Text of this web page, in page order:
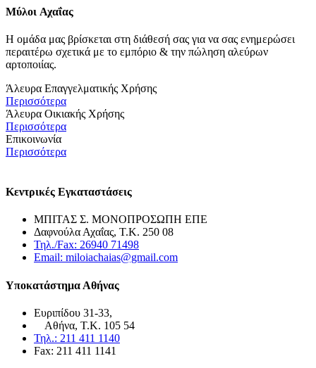
Μύλοι Αχαΐας
Η ομάδα μας βρίσκεται στη διάθεσή σας για να σας ενημερώσει
περαιτέρω σχετικά με το εμπόριο & την πώληση αλεύρων
αρτοποιίας.
Άλευρα Επαγγελματικής Χρήσης
Περισσότερα
Άλευρα Οικιακής Χρήσης
Περισσότερα
Επικοινωνία
Περισσότερα
Κεντρικές Εγκαταστάσεις
ΜΠΙΤΑΣ Σ. ΜΟΝΟΠΡΟΣΩΠΗ ΕΠΕ
Δαφνούλα Αχαΐας, Τ.Κ. 250 08
Τηλ./Fax: 26940 71498
Email: miloiachaias@gmail.com
Υποκατάστημα Αθήνας
Ευριπίδου 31-33,
Αθήνα, Τ.Κ. 105 54
Τηλ.: 211 411 1140
Fax: 211 411 1141